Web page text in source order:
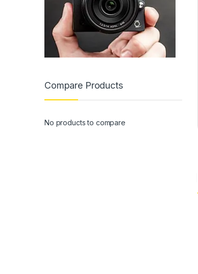
Compare Products
No products to compare